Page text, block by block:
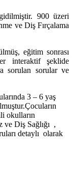
900 üzeri
ve Diş Fırçalama
eğitim sonrası
interaktif şeklide
sorulan sorular ve
3 – 6 yaş
okulların
ve Diş Sağlığı ,
detaylı olarak